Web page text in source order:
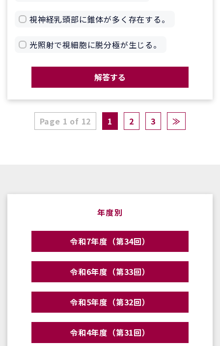
視神経乳頭部に錐体が多く存在する。
光照射で視細胞に脱分極が生じる。
解答する
Page 1 of 12 1 2 3 ≫
年度別
令和7年度（第34回）
令和6年度（第33回）
令和5年度（第32回）
令和4年度（第31回）